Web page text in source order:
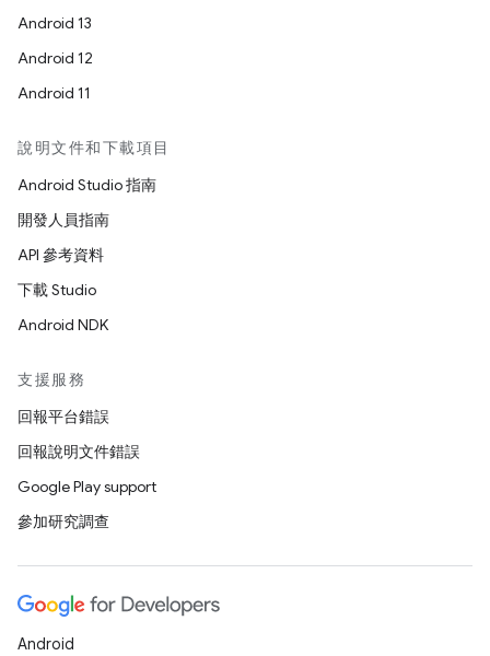
Android 13
Android 12
Android 11
說明文件和下載項目
Android Studio 指南
開發人員指南
API 參考資料
下載 Studio
Android NDK
支援服務
回報平台錯誤
回報說明文件錯誤
Google Play support
參加研究調查
Android